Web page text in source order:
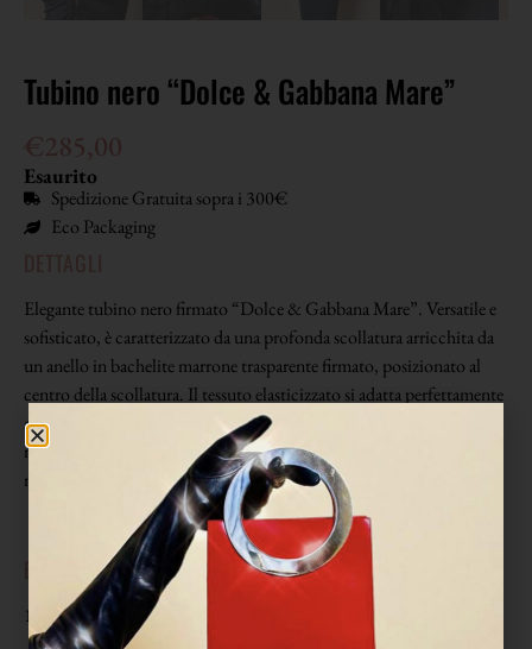
Tubino nero “Dolce & Gabbana Mare”
Esaurito
Spedizione Gratuita sopra i 300€
Eco Packaging
Elegante tubino nero firmato “Dolce & Gabbana Mare”. Versatile e
sofisticato, è caratterizzato da una profonda scollatura arricchita da
un anello in bachelite marrone trasparente firmato, posizionato al
centro della scollatura. Il tessuto elasticizzato si adatta perfettamente
ai movimenti, offrendo una vestibilità comoda e confortevole. Un
must-have per chi ama un look elegante ma pratico. Perfetto per il
mare, occasioni speciali o serate casual.
1990